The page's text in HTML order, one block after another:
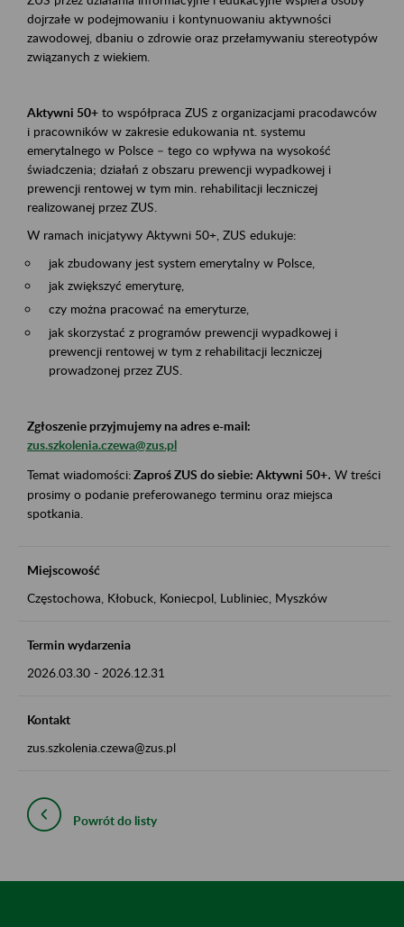
dojrzałe w podejmowaniu i kontynuowaniu aktywności
zawodowej, dbaniu o zdrowie oraz przełamywaniu stereotypów
związanych z wiekiem.
Aktywni 50+ to współpraca ZUS z organizacjami pracodawców
i pracowników w zakresie edukowania nt. systemu
emerytalnego w Polsce – tego co wpływa na wysokość
świadczenia; działań z obszaru prewencji wypadkowej i
prewencji rentowej w tym min. rehabilitacji leczniczej
realizowanej przez ZUS.
W ramach inicjatywy Aktywni 50+, ZUS edukuje:
jak zbudowany jest system emerytalny w Polsce,
jak zwiększyć emeryturę,
czy można pracować na emeryturze,
jak skorzystać z programów prewencji wypadkowej i
prewencji rentowej w tym z rehabilitacji leczniczej
prowadzonej przez ZUS.
Zgłoszenie przyjmujemy na adres e-mail:
zus.szkolenia.czewa@zus.pl
Temat wiadomości:Zaproś ZUS do siebie: Aktywni 50+. W treści
prosimy o podanie preferowanego terminu oraz miejsca
spotkania.
Miejscowość
Częstochowa, Kłobuck, Koniecpol, Lubliniec, Myszków
Termin wydarzenia
2026.03.30 - 2026.12.31
Kontakt
zus.szkolenia.czewa@zus.pl
Powrót do listy